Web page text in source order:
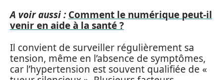
A voir aussi : Comment le numérique peut-il
venir en aide à la santé ?
Il convient de surveiller régulièrement sa
tension, même en l’absence de symptômes,
car l’hypertension est souvent qualifiée de «